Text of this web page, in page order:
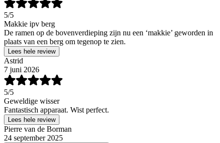
5/5
Makkie ipv berg
De ramen op de bovenverdieping zijn nu een ‘makkie’ geworden in
plaats van een berg om tegenop te zien.
Lees hele review
Astrid
7 juni 2026
5/5
Geweldige wisser
Fantastisch apparaat. Wist perfect.
Lees hele review
Pierre van de Borman
24 september 2025